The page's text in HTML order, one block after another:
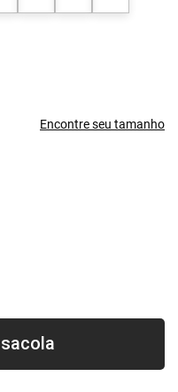
Encontre seu tamanho